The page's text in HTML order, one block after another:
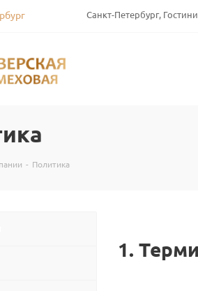
Санкт-Петербург,
- Политика
1.